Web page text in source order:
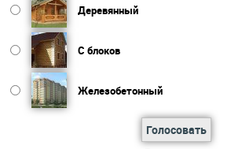
Деревянный
С блоков
Железобетонный
Голосовать